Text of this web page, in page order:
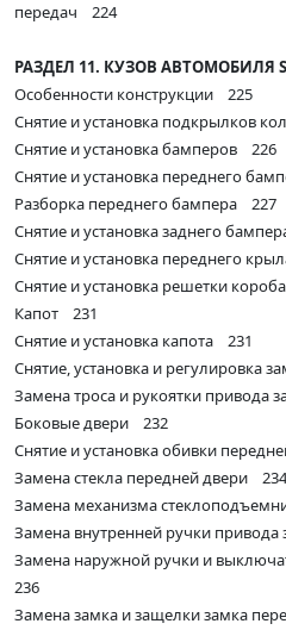
передач 224
РАЗДЕЛ 11. КУЗОВ АВТОМОБИЛЯ
Особенности конструкции 225
Снятие и установка подкрылков
Снятие и установка бамперов 226
Снятие и установка переднего
Разборка переднего бампера 227
Снятие и установка заднего
Снятие и установка переднего
Снятие и установка решетки
Капот 231
Снятие и установка капота 231
Снятие, установка и регулировка
Замена троса и рукоятки привода
Боковые двери 232
Снятие и установка обивки
Замена стекла передней двери 234
Замена механизма
Замена внутренней ручки
Замена наружной ручки и
236
Замена замка и защелки замка